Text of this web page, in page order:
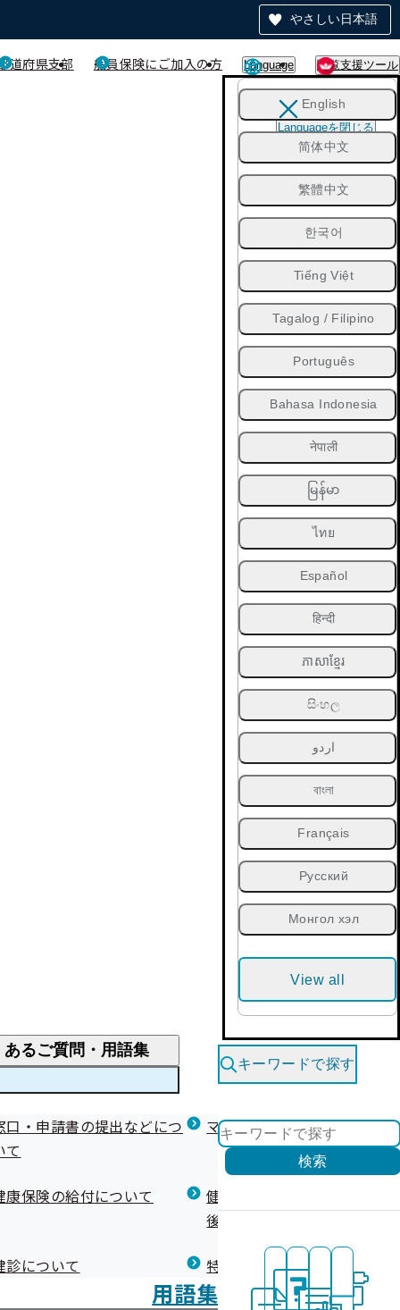
やさしい日本語
道府県支部 船員保険にご加入の方 Language 閲覧支援ツール
English
简体中文
繁體中文
한국어
Tiếng Việt
Tagalog / Filipino
Português
Bahasa Indonesia
नेपाली
မြန်မာ
ไทย
Español
हिन्दी
ភាសាខ្មែរ
සිංහල
اردو
বাংলা
Français
Русский
Монгол хэл
View all
Languageを閉じる
医療費が高額になりそう・なったとき
限度額適用認定・高額療養費・高額介護合算
医療費の全額を負担したとき
海外で急な病気にかかり治療を受けたとき
健診を受けた後の健康づくり
いて 健康宣言（コラボヘルス）
） 健康づくりコラム
あるご質問・用語集
口・申請書の提出などにつ
て
マイナ保険証等関連について
康保険の給付について
健康保険任意継続制度（退職
後の健康保険）について
診について 特定保健指導について
用語集
キーワードで探す
検索
の再確認について」